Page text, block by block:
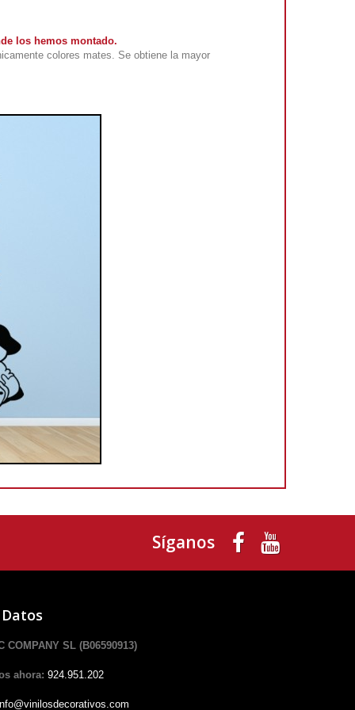
los hemos montado.
colores mates. Se obtiene la mayor
Síganos
COMPANY SL (B06590913)
ahora: 924.951.202